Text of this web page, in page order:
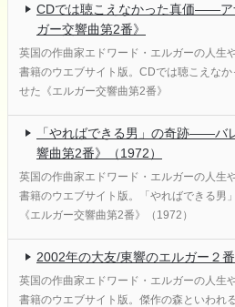
CDでは聴こえなかった真価――ア
ガー交響曲第2番》
英国の作曲家エドワード・エルガーの人生
書籍のウエブサイト版。CDでは聴こえな
せた《エルガー交響曲第2番》
「やればできる男」の奇跡――バ
響曲第2番》（1972）
英国の作曲家エドワード・エルガーの人生
書籍のウエブサイト版。「やればできる
《エルガー交響曲第2番》（1972）
2002年の大友/東響のエルガー２番
英国の作曲家エドワード・エルガーの人生
書籍のウエブサイト版。傑作の森といわれ